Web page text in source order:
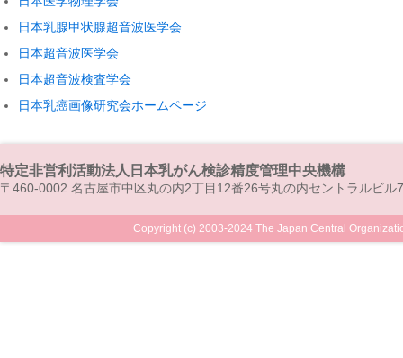
日本乳腺甲状腺超音波医学会
日本超音波医学会
日本超音波検査学会
日本乳癌画像研究会ホームページ
特定非営利活動法人日本乳がん検診精度管理中央機構
〒460-0002 名古屋市中区丸の内2丁目12番26号丸の内セントラル
Copyright (c) 2003-2024 The Japan Central